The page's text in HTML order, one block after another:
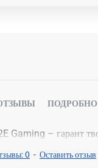
ПОДРОБНО
Gaming – гарант
0 - Оставить отзыв